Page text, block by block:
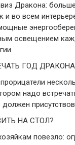
Дракона:
и во всем
освещением
ГОД
надо
должен
НА СТОЛ?
повезло: